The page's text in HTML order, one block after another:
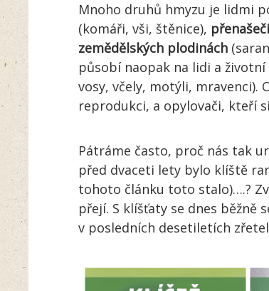
Mnoho druhů hmyzu je lidmi
(komáři, vši, štěnice),
zemědělských plodinách
působí naopak na lidi a
vosy, včely, motýli,
reprodukci, a opylovači, kteří
Pátráme často, proč nás tak
před dvaceti lety bylo klíště
tohoto článku toto stalo)….?
přejí. S klíšťaty se dnes
v posledních desetiletích